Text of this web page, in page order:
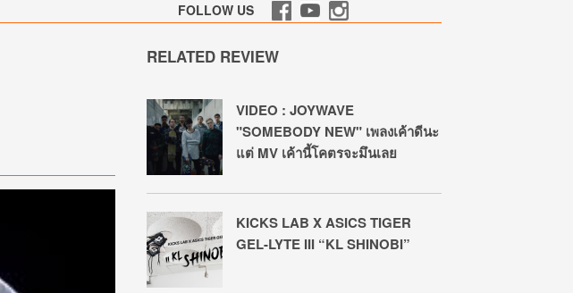
FOLLOW US
RELATED REVIEW
VIDEO : JOYWAVE
"SOMEBODY NEW" เพลงเค้าดีนะ
แต่ MV เค้านี้โคตรจะมึนเลย
KICKS LAB X ASICS TIGER
GEL-LYTE III “KL SHINOBI”